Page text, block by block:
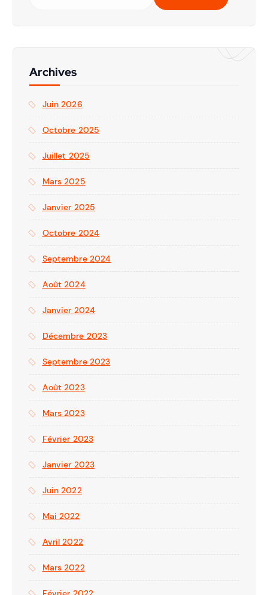
Archives
Juin 2026
Octobre 2025
Juillet 2025
Mars 2025
Janvier 2025
Octobre 2024
Septembre 2024
Août 2024
Janvier 2024
Décembre 2023
Septembre 2023
Août 2023
Mars 2023
Février 2023
Janvier 2023
Juin 2022
Mai 2022
Avril 2022
Mars 2022